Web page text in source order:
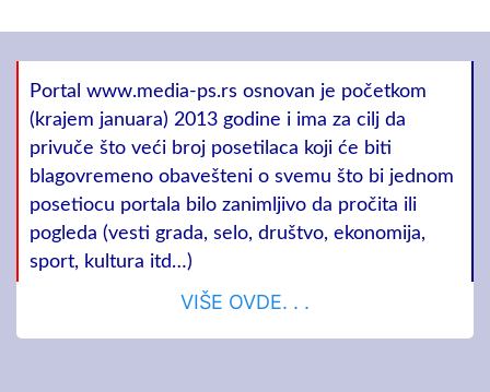
Portal www.media-ps.rs osnovan je početkom
(krajem januara) 2013 godine i ima za cilj da
privuče što veći broj posetilaca koji će biti
blagovremeno obavešteni o svemu što bi jednom
posetiocu portala bilo zanimljivo da pročita ili
pogleda (vesti grada, selo, društvo, ekonomija,
sport, kultura itd…)
VIŠE OVDE. . .